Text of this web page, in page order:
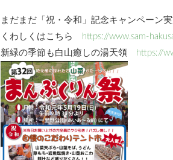
まだまだ「祝・令和」記念キャンペーン実
くわしくはこちら https://www.sam-
新緑の季節も白山癒しの湯天領 https://